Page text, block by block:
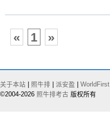
« 1 »
关于本站 照牛排 派安盈 WorldFirst
©2004-2026 照牛排考古 版权所有